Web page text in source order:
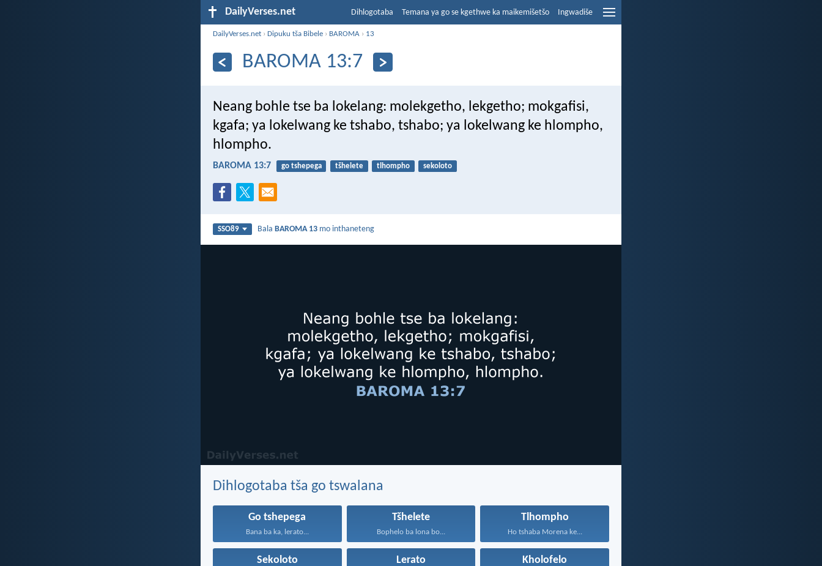
DailyVerses.net Dihlogotaba Temana ya go se kgethwe ka maikemišetšo Ingwadiše
DailyVerses.net ›Dipuku tša Bibele › BAROMA › 13
BAROMA 13:7
Neang bohle tse ba lokelang: molekgetho, lekgetho; mokgafisi,
kgafa; ya lokelwang ke tshabo, tshabo; ya lokelwang ke hlompho,
hlompho.
BAROMA 13:7 go tshepega tšhelete tlhompho sekoloto
SSO89 BalaBAROMA 13 mo inthaneteng
Dihlogotaba tša go tswalana
Go tshepega
Bana ba ka, lerato...
Tšhelete
Bophelo ba lona bo...
Tlhompho
Ho tshaba Morena ke...
Sekoloto Lerato Kholofelo